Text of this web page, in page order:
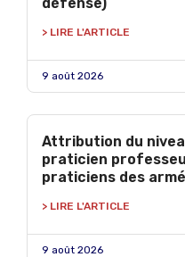
> LIRE L'ARTICLE
9 août 2026
Attribution du
praticien
praticiens des
> LIRE L'ARTICLE
9 août 2026